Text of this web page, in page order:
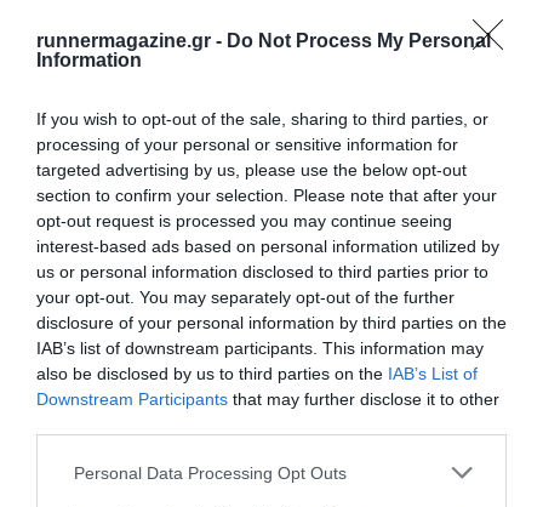
runnermagazine.gr - Do Not Process My Personal
Information
If you wish to opt-out of the sale, sharing to third parties, or
processing of your personal or sensitive information for
targeted advertising by us, please use the below opt-out
section to confirm your selection. Please note that after your
opt-out request is processed you may continue seeing
interest-based ads based on personal information utilized by
us or personal information disclosed to third parties prior to
your opt-out. You may separately opt-out of the further
disclosure of your personal information by third parties on the
IAB’s list of downstream participants. This information may
also be disclosed by us to third parties on the IAB’s List of
Downstream Participants that may further disclose it to other
Personal Data Processing Opt Outs